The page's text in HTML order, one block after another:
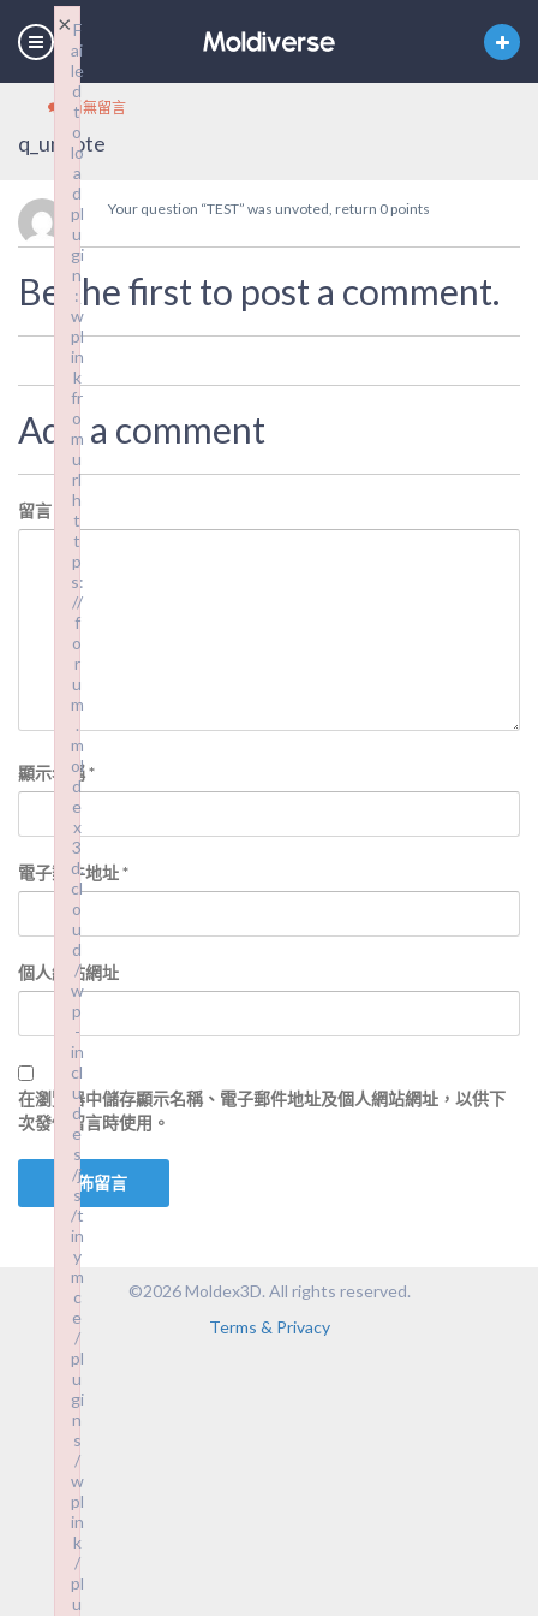
尚無留言
q_unvote
Your question “TEST” was unvoted, return 0 points
Be the first to post a comment.
Add a comment
留言
顯示名稱*
電子郵件地址*
個人網站網址
在瀏覽器中儲存顯示名稱、電子郵件地址及個人網站網址，以供下
次發佈留言時使用。
©2026 Moldex3D. All rights reserved.
Terms & Privacy
F
ai
le
d
t
o
lo
a
d
pl
u
gi
n
:
w
pl
in
k
fr
o
m
u
rl
h
t
t
p
s:
//
f
o
r
u
m
.
m
ol
d
e
x
3
d.
cl
o
u
d
/
w
p
-
in
cl
u
d
e
s
/j
s
/t
in
y
m
c
e
/
pl
u
gi
n
s
/
w
pl
in
k
/
pl
u
×